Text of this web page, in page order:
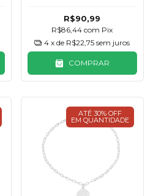
R$90,99
R$86,44com Pix
4 x de R$22,75 sem juros
COMPRAR
ATÉ 30% OFF
EM QUANTIDADE